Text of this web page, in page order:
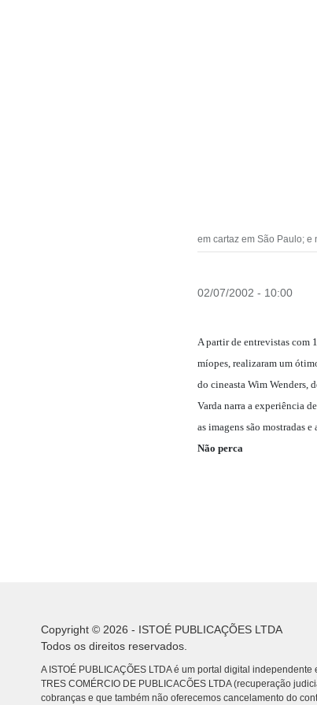
em cartaz em São Paulo; e
02/07/2002 - 10:00
A partir de entrevistas com
míopes, realizaram um
do cineasta Wim Wenders,
Varda narra a experiência
as imagens são mostradas
Não perca
Copyright © 2026 - ISTOÉ PUBLICAÇÕES LTDA
Todos os direitos reservados.
A ISTOÉ PUBLICAÇÕES LTDA é um portal digital
TRES COMÉRCIO DE PUBLICACÕES LTDA (recuperação
cobranças e que também não oferecemos cancelamento do